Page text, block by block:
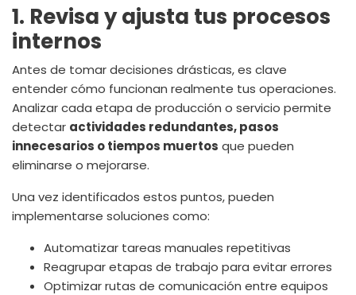
1. Revisa y ajusta tus procesos
internos
Antes de tomar decisiones drásticas, es clave
entender cómo funcionan realmente tus operaciones.
Analizar cada etapa de producción o servicio permite
detectar actividades redundantes, pasos
innecesarios o tiempos muertos que pueden
eliminarse o mejorarse.
Una vez identificados estos puntos, pueden
implementarse soluciones como:
Automatizar tareas manuales repetitivas
Reagrupar etapas de trabajo para evitar errores
Optimizar rutas de comunicación entre equipos